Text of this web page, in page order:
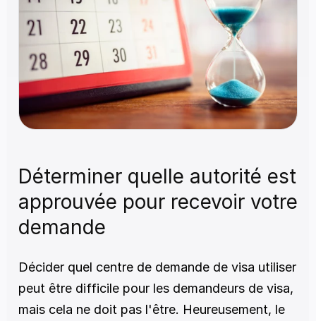
Déterminer quelle autorité est
approuvée pour recevoir votre
demande
Décider quel centre de demande de visa utiliser
peut être difficile pour les demandeurs de visa,
mais cela ne doit pas l'être. Heureusement, le